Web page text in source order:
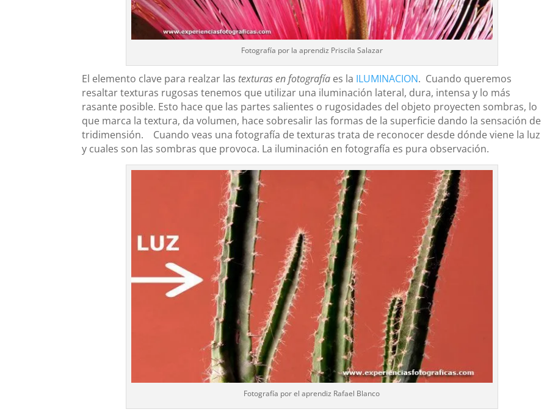
Fotografía por la aprendiz Priscila Salazar
El elemento clave para realzar las texturas en fotografía es la ILUMINACION. Cuando queremos
resaltar texturas rugosas tenemos que utilizar una iluminación lateral, dura, intensa y lo más
rasante posible. Esto hace que las partes salientes o rugosidades del objeto proyecten sombras, lo
que marca la textura, da volumen, hace sobresalir las formas de la superficie dando la sensación de
tridimensión. Cuando veas una fotografía de texturas trata de reconocer desde dónde viene la luz
y cuales son las sombras que provoca. La iluminación en fotografía es pura observación.
Fotografía por el aprendiz Rafael Blanco